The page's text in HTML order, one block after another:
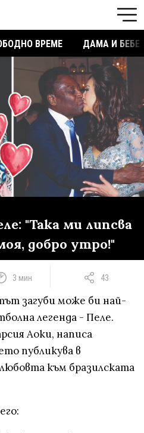
ВРЕМЕ ДАМА И БЕБЕ
"Така ми липсва
добро утро!"
3 мин 43
загуби може би най-
легенда - Пеле.
Аоки, написа
публикува в
към бразилската